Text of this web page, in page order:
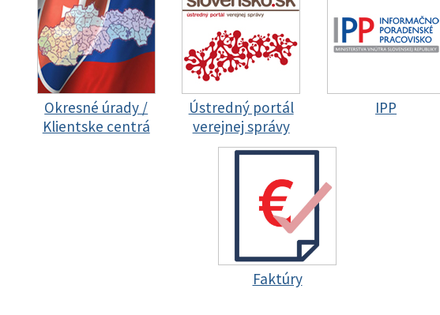
Okresné úrady /
Klientske centrá
Ústredný portál
verejnej správy
IPP
Faktúry